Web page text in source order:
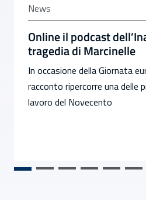
News
Online il podcast
tragedia di Marcinelle
In occasione della Giornata
racconto ripercorre una delle
lavoro del Novecento